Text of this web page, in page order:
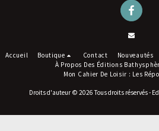
Accueil Boutique Contact Nouveautés
À Propos Des Éditions
Mon Cahier De Loisir : Les
Droits d'auteur © 2026 Tous droits réservés -